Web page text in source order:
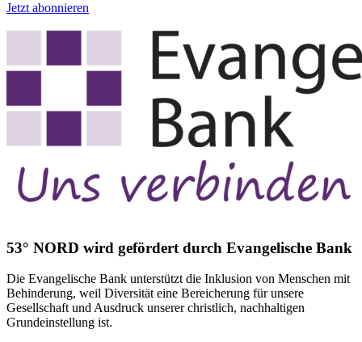
Jetzt abonnieren
53° NORD wird gefördert durch Evangelische Bank
Die Evangelische Bank unterstützt die Inklusion von Menschen mit
Behinderung, weil Diversität eine Bereicherung für unsere
Gesellschaft und Ausdruck unserer christlich, nachhaltigen
Grundeinstellung ist.